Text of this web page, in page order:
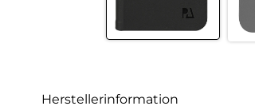
Herstellerinformation